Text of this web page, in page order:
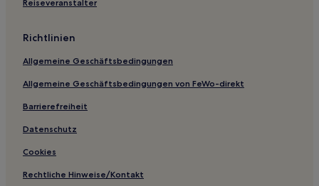
Hotels nahe Station Taipei City Hall
Hotels nahe Station Xinbeitou
Hotels nahe Shanzhuku Shan
Hotels nahe Station Jiantan
Hotels nahe Xinzhuang Baseball Stadium
Hotels nahe Station Xinzhuang
Hotels nahe U-Bahn-Station Taipei
Reiseveranstalter
Richtlinien
Allgemeine Geschäftsbedingungen
Allgemeine Geschäftsbedingungen von FeWo-direkt
Barrierefreiheit
Datenschutz
Cookies
Rechtliche Hinweise/Kontakt